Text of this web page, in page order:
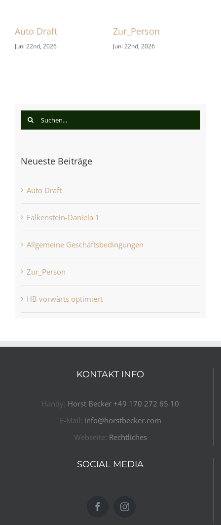
Auto Draft
Juni 22nd, 2026
Zur_Person
Juni 22nd, 2026
Suche
Neueste Beiträge
Auto Draft
Falkenstein-Daniela 1
Allgemeine Geschäftsbedingungen
Zur_Person
HB vorwärts optimiert
KONTAKT INFO
Handy: Horst Becker ​+49 170 272 65 10​
E-Mail: info@horstbecker.com
Webseite: Rechtliches
SOCIAL MEDIA